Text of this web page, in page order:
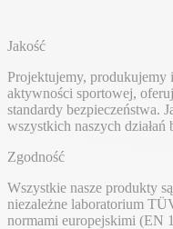
Jakość
Projektujemy, produkujemy
aktywności sportowej,
standardy bezpieczeństwa.
wszystkich naszych działań
Zgodność
Wszystkie nasze produkty
niezależne laboratorium
normami europejskimi (EN